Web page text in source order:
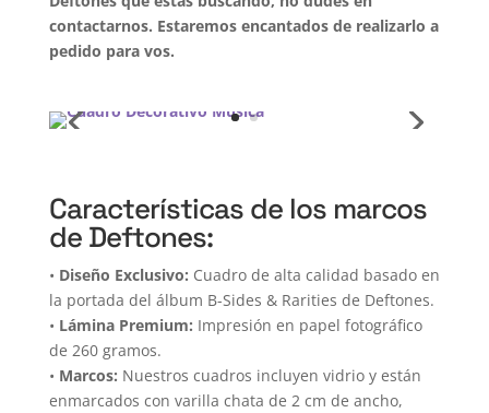
contactarnos. Estaremos encantados de realizarlo a
pedido para vos.
Características de los marcos
de Deftones:
• Diseño Exclusivo: Cuadro de alta calidad basado en
la portada del álbum B-Sides & Rarities de Deftones.
• Lámina Premium: Impresión en papel fotográfico
de 260 gramos.
• Marcos: Nuestros cuadros incluyen vidrio y están
enmarcados con varilla chata de 2 cm de ancho,